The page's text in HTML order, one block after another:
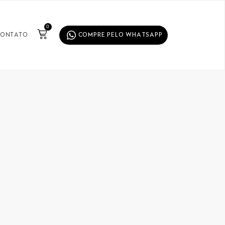
0
COMPRE PELO WHATSAPP